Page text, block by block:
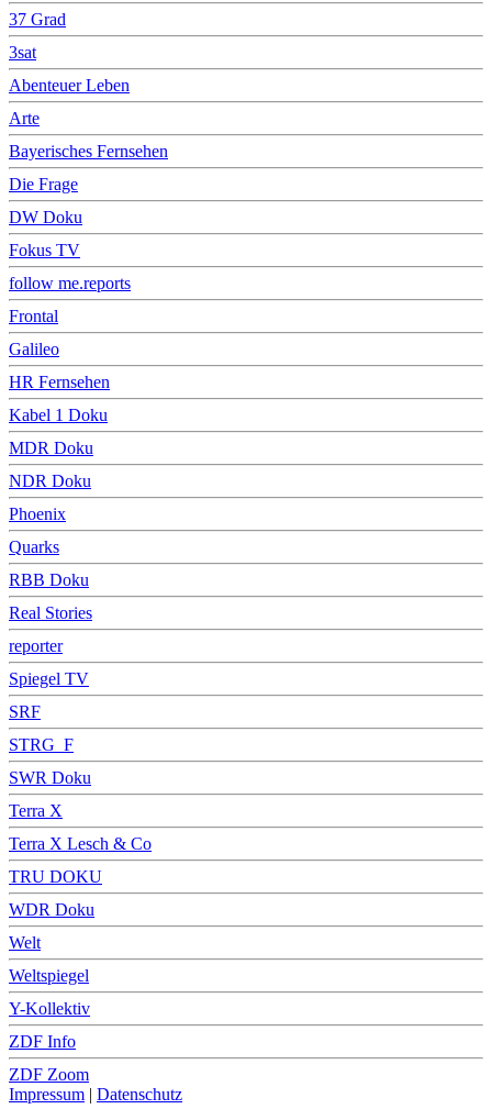
37 Grad
3sat
Abenteuer Leben
Arte
Bayerisches Fernsehen
Die Frage
DW Doku
Fokus TV
follow me.reports
Frontal
Galileo
HR Fernsehen
Kabel 1 Doku
MDR Doku
NDR Doku
Phoenix
Quarks
RBB Doku
Real Stories
reporter
Spiegel TV
SRF
STRG_F
SWR Doku
Terra X
Terra X Lesch & Co
TRU DOKU
WDR Doku
Welt
Weltspiegel
Y-Kollektiv
ZDF Info
ZDF Zoom
Impressum | Datenschutz